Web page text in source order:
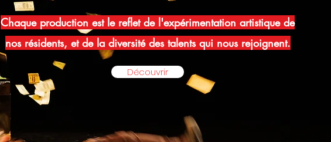
Chaque production est le reflet de l'expérimentation artistique de
nos résidents, et de la diversité des talents qui nous rejoignent.
Découvrir